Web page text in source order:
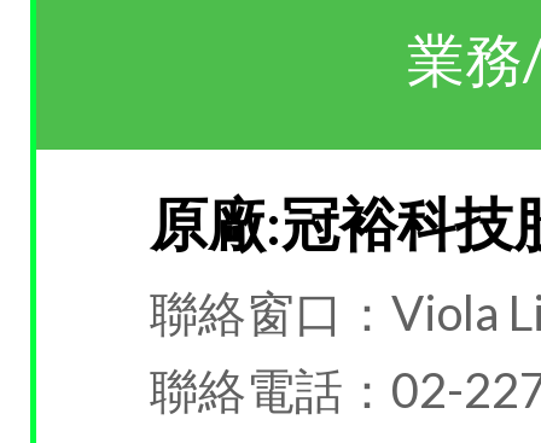
業務
原廠:冠裕科技
聯絡窗口：Viola
聯絡電話：02-